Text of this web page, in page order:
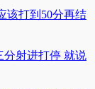
该打到50分再结